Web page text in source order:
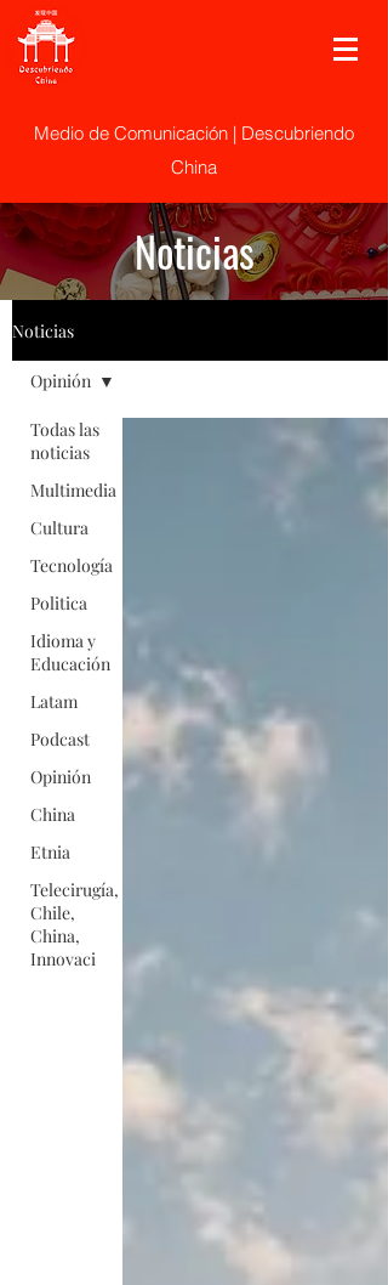
Medio de Comunicación | Descubriendo
China
Noticias
Noticias
Todas las
noticias
Multimedia
Cultura
Tecnología
Politica
Idioma y
Educación
Latam
Podcast
Opinión
China
Etnia
Telecirugía,
Chile,
China,
Innovaci
Opinión